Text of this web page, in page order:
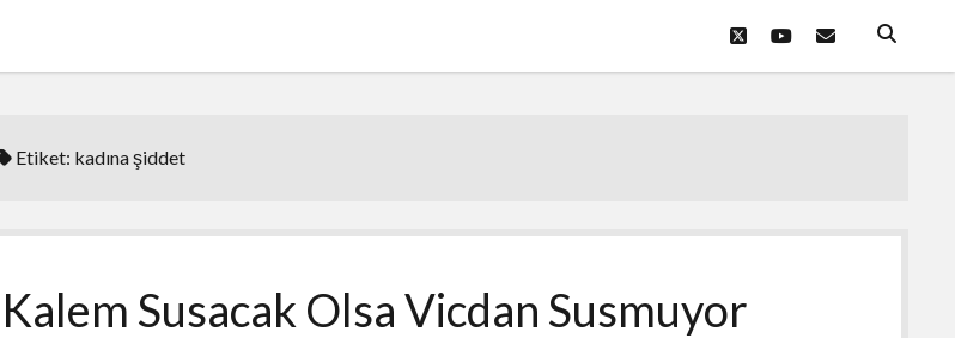
twitteryoutubeeposta
Etiket: kadına şiddet
Kalem Susacak Olsa Vicdan Susmuyor